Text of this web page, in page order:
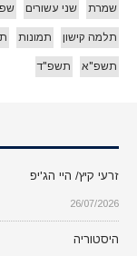
שמרת שני עשורים
תלמה קישון תמונות
תשפ"א תשפ"ד
זרעי קיץ/ היי הג'יפ
26/07/2026
היסטוריה